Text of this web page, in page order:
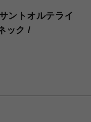
ントオルテライ
ック /